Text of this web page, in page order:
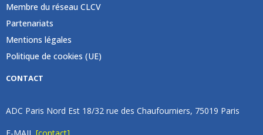
Membre du réseau CLCV
Partenariats
Mentions légales
Politique de cookies (UE)
CONTACT
ADC Paris Nord Est 18/32 rue des Chaufourniers, 75019 Paris